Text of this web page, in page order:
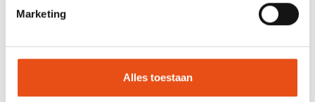
Marketing
Alles toestaan
Na het volgen van deze opleiding ontvangt de deelnemer het